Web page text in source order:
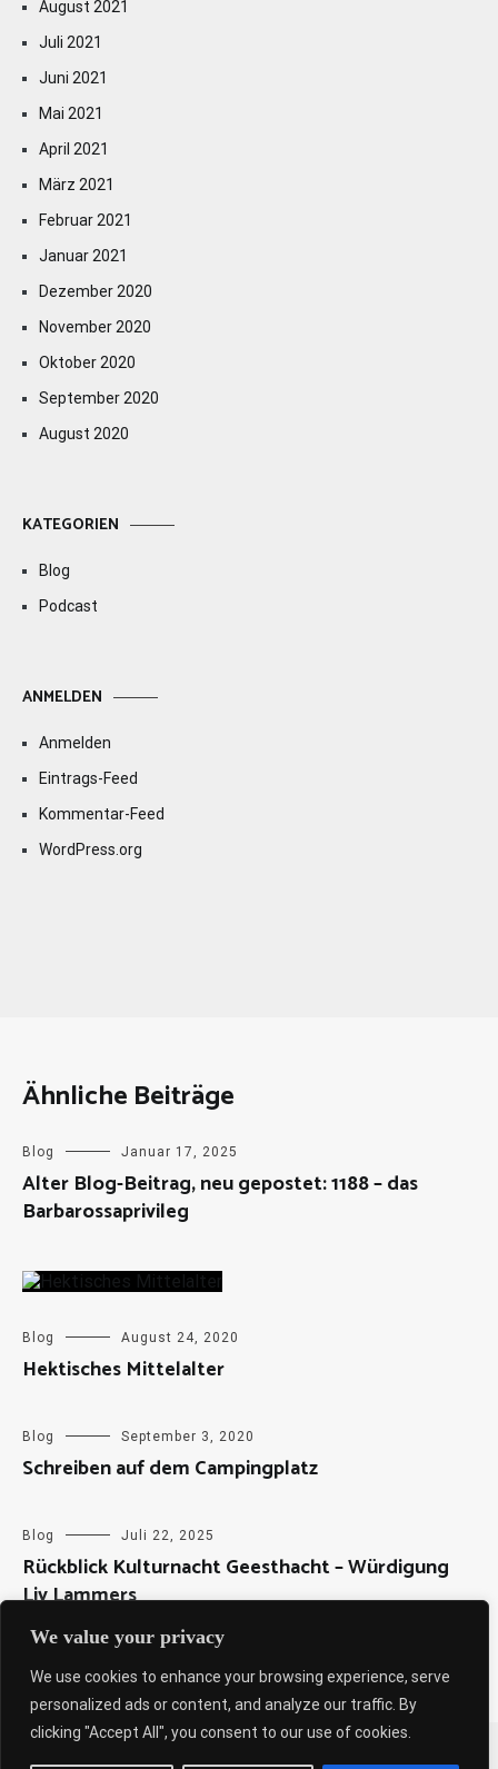
We value your privacy
We use cookies to enhance your browsing experience, serve
personalized ads or content, and analyze our traffic. By
clicking "Accept All", you consent to our use of cookies.
August 2021
Juli 2021
Juni 2021
Mai 2021
April 2021
März 2021
Februar 2021
Januar 2021
Dezember 2020
November 2020
Oktober 2020
September 2020
August 2020
KATEGORIEN
Blog
Podcast
ANMELDEN
Anmelden
Eintrags-Feed
Kommentar-Feed
WordPress.org
Ähnliche Beiträge
Blog Januar 17, 2025
Alter Blog-Beitrag, neu gepostet: 1188 – das
Barbarossaprivileg
Blog August 24, 2020
Hektisches Mittelalter
Blog September 3, 2020
Schreiben auf dem Campingplatz
Blog Juli 22, 2025
Rückblick Kulturnacht Geesthacht – Würdigung
Liv Lammers